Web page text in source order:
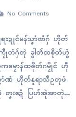
No Comments
းဍုၚ်မန်သၞာံဏံဂှ် ဟိုတ်
ဂီုကၠီုတံဂှ်တုဲ ခွါတ်ထၜိုတ်ဟွံ
မၠောန်ထၜိုတ်ဂမၠိုၚ် ဟီု
ာံဏံ ဟိုတ်နူရာသဳဥတုဖံ
းဍေံ ပြဟ်အုဲအာတုဲဂှ်